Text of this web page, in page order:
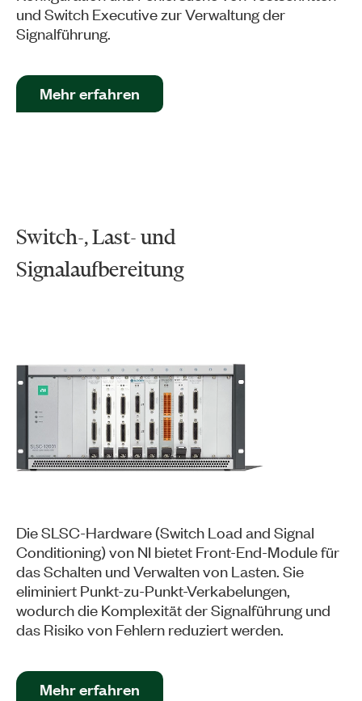
und Switch Executive zur Verwaltung der
Signalführung.
Mehr erfahren
Switch-, Last- und
Signalaufbereitung
Die SLSC-Hardware (Switch Load and Signal
Conditioning) von NI bietet Front-End-Module für
das Schalten und Verwalten von Lasten. Sie
eliminiert Punkt-zu-Punkt-Verkabelungen,
wodurch die Komplexität der Signalführung und
das Risiko von Fehlern reduziert werden.
Mehr erfahren